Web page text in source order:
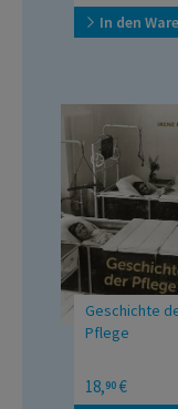
In den
Geschichte
Pflege
18,90 €